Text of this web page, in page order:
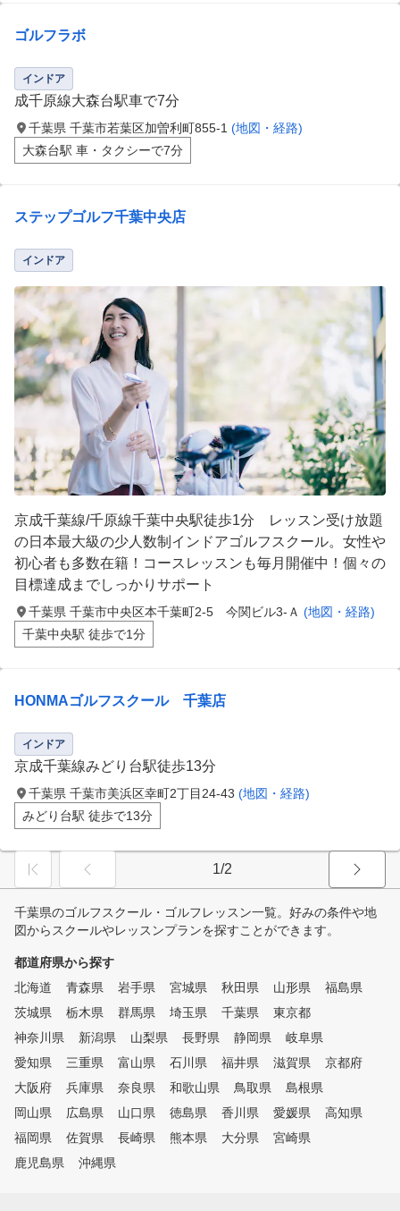
ゴルフラボ
インドア
成千原線大森台駅車で7分
千葉県 千葉市若葉区加曽利町855-1 (地図・経路)
大森台駅 車・タクシーで7分
ステップゴルフ千葉中央店
インドア
京成千葉線/千原線千葉中央駅徒歩1分 レッスン受け放題
の日本最大級の少人数制インドアゴルフスクール。女性や
初心者も多数在籍！コースレッスンも毎月開催中！個々の
目標達成までしっかりサポート
千葉県 千葉市中央区本千葉町2-5 今関ビル3-Ａ (地図・経路)
千葉中央駅 徒歩で1分
HONMAゴルフスクール 千葉店
インドア
京成千葉線みどり台駅徒歩13分
千葉県 千葉市美浜区幸町2丁目24-43 (地図・経路)
みどり台駅 徒歩で13分
1/2
千葉県のゴルフスクール・ゴルフレッスン一覧。好みの条件や地
図からスクールやレッスンプランを探すことができます。
都道府県から探す
北海道
青森県 岩手県 宮城県 秋田県 山形県
福島県
茨城県
栃木県 群馬県 埼玉県 千葉県
東京都
神奈川県
新潟県 山梨県 長野県 静岡県
岐阜県
愛知県
三重県 富山県 石川県 福井県 滋賀県
京都府
大阪府
兵庫県 奈良県 和歌山県 鳥取県
島根県
岡山県
広島県 山口県 徳島県 香川県 愛媛県
高知県
福岡県
佐賀県 長崎県 熊本県 大分県
宮崎県
鹿児島県
沖縄県